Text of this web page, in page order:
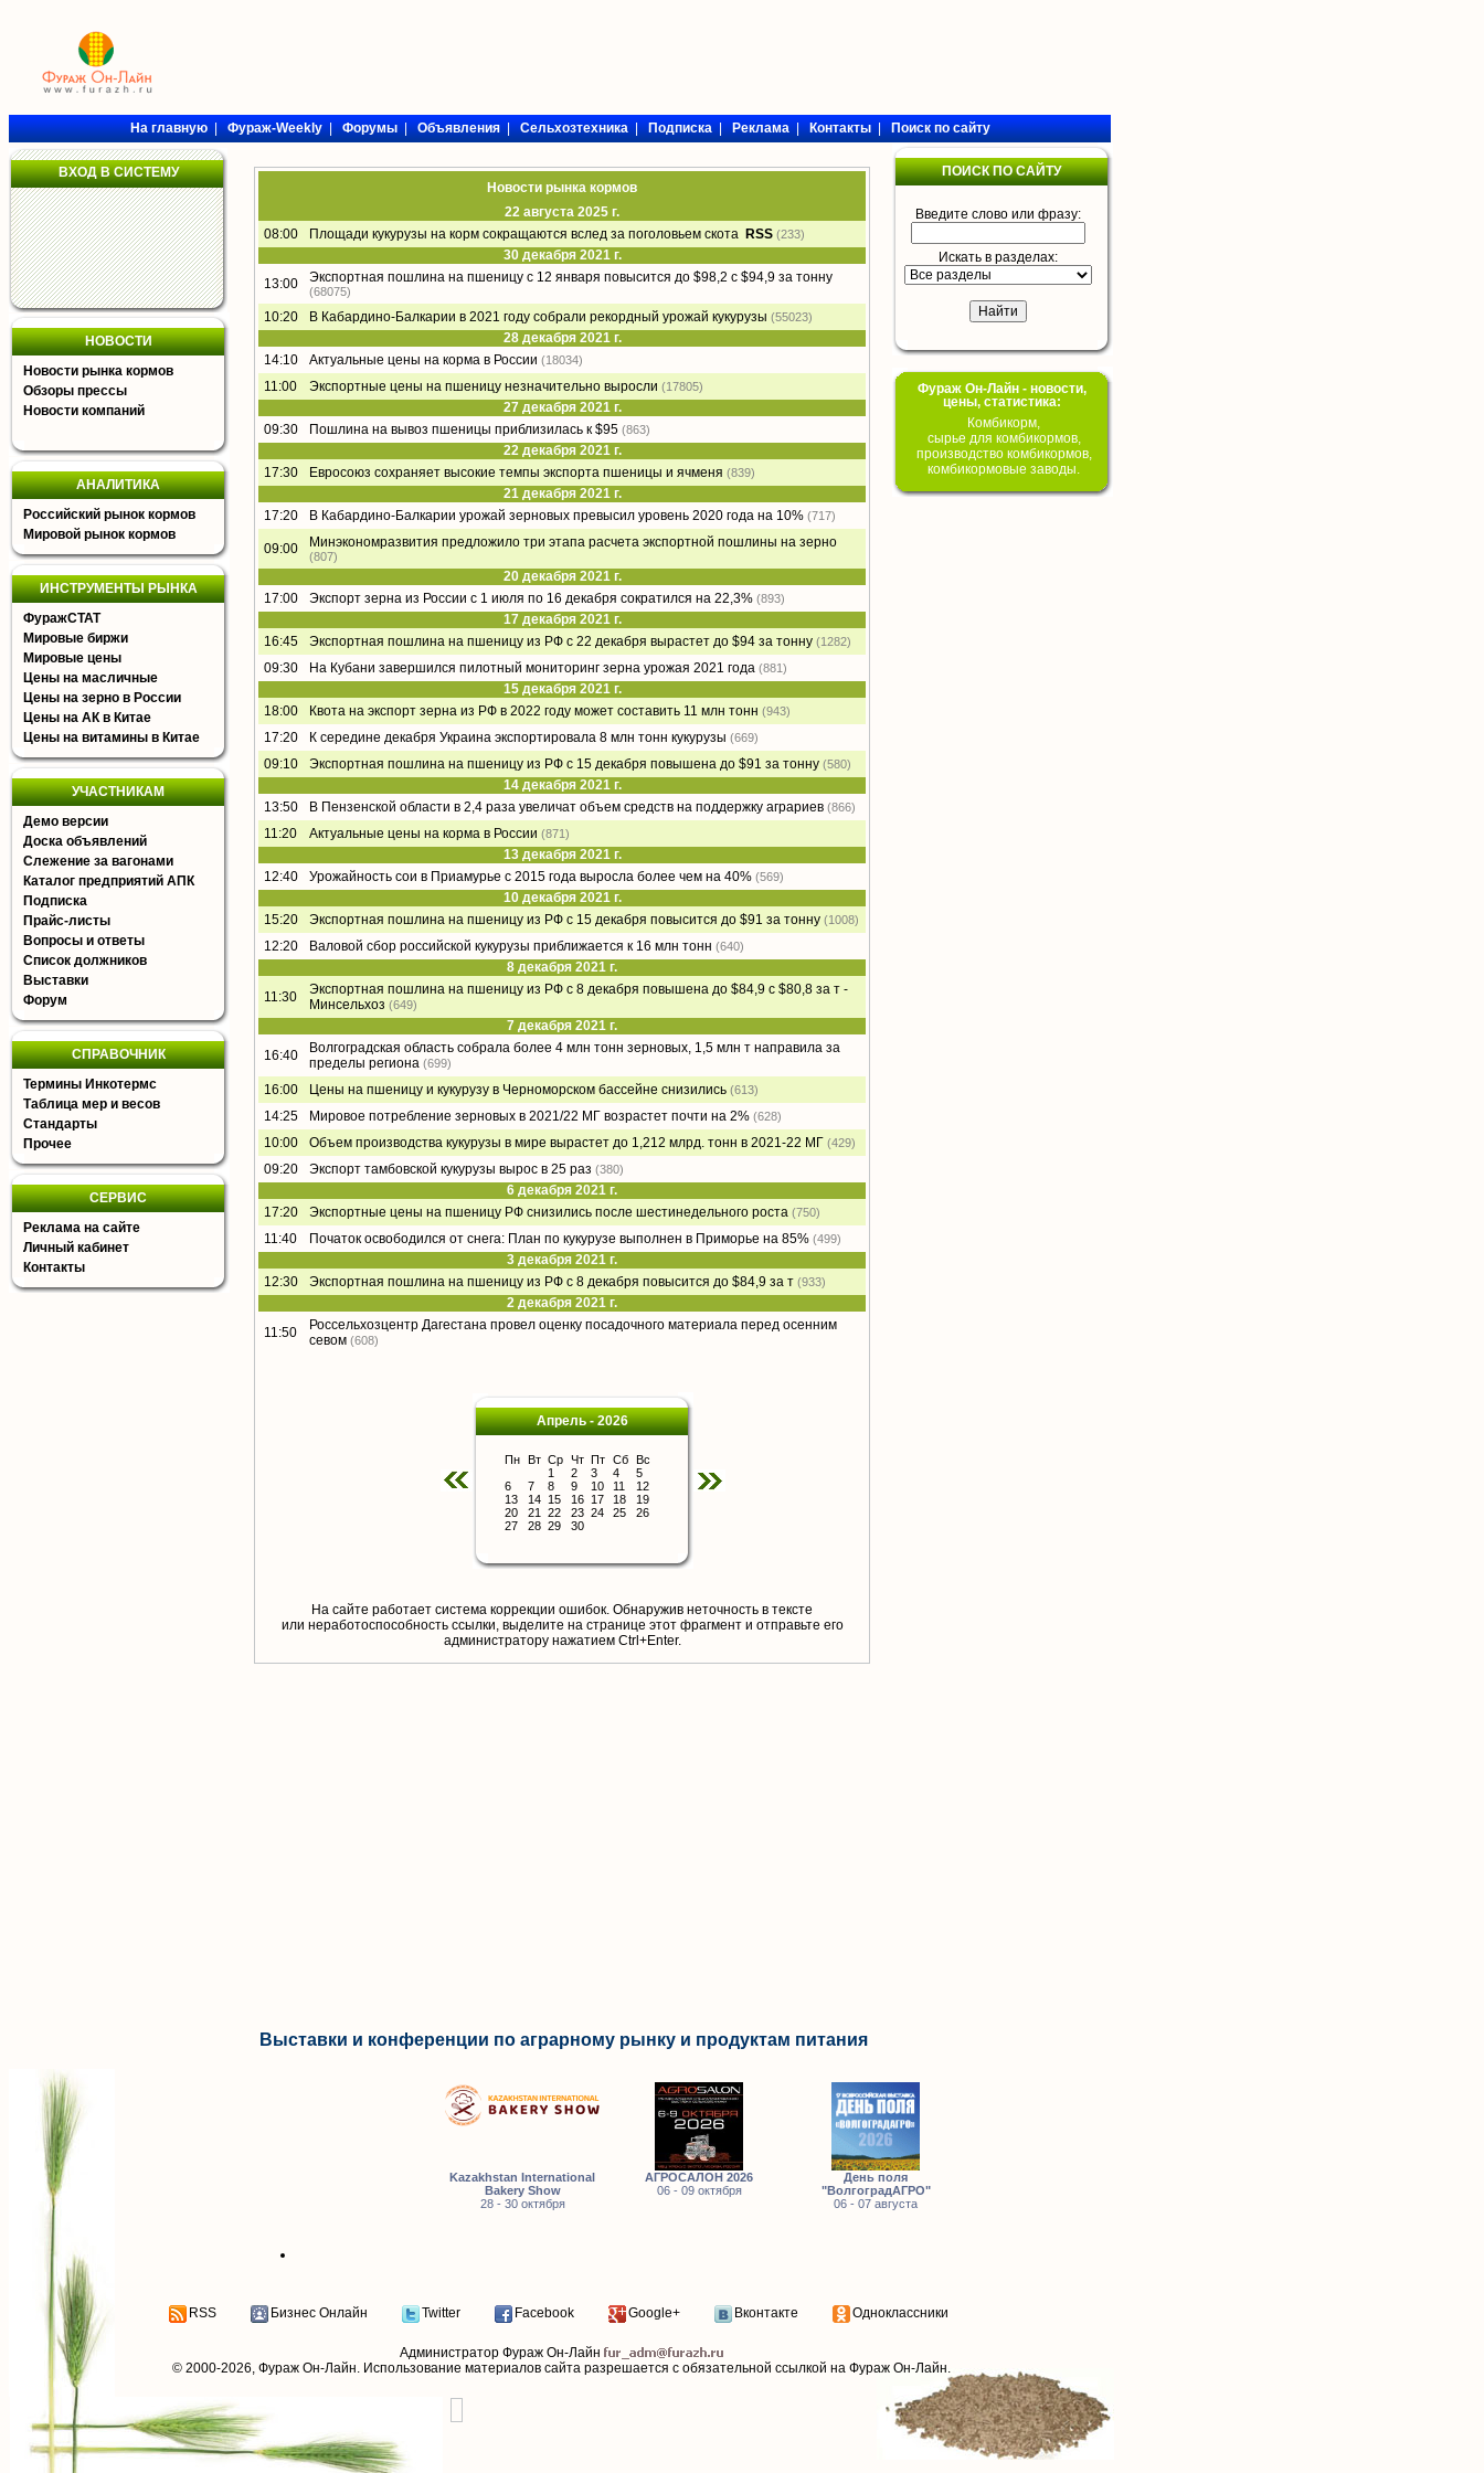
На главную|Фураж-Weekly|Форумы|Объявления|Сельхозтехника|Подписка|Реклама|Контакты|Поиск по сайту
ВХОД В СИСТЕМУ
НОВОСТИ
Новости рынка кормов
Обзоры прессы
Новости компаний
АНАЛИТИКА
Российский рынок кормов
Мировой рынок кормов
ИНСТРУМЕНТЫ РЫНКА
ФуражСТАТ
Мировые биржи
Мировые цены
Цены на масличные
Цены на зерно в России
Цены на АК в Китае
Цены на витамины в Китае
УЧАСТНИКАМ
Демо версии
Доска объявлений
Слежение за вагонами
Каталог предприятий АПК
Подписка
Прайс-листы
Вопросы и ответы
Список должников
Выставки
Форум
СПРАВОЧНИК
Термины Инкотермс
Таблица мер и весов
Стандарты
Прочее
СЕРВИС
Реклама на сайте
Личный кабинет
Контакты
Новости рынка кормов
22 августа 2025 г.
08:00
Площади кукурузы на корм сокращаются вслед за поголовьем скота RSS (233)
30 декабря 2021 г.
13:00
Экспортная пошлина на пшеницу с 12 января повысится до $98,2 с $94,9 за тонну
(68075)
10:20 В Кабардино-Балкарии в 2021 году собрали рекордный урожай кукурузы (55023)
28 декабря 2021 г.
14:10
Актуальные цены на корма в России (18034)
11:00 Экспортные цены на пшеницу незначительно выросли (17805)
27 декабря 2021 г.
09:30
Пошлина на вывоз пшеницы приблизилась к $95 (863)
22 декабря 2021 г.
17:30
Евросоюз сохраняет высокие темпы экспорта пшеницы и ячменя (839)
21 декабря 2021 г.
17:20
В Кабардино-Балкарии урожай зерновых превысил уровень 2020 года на 10% (717)
09:00 Минэкономразвития предложило три этапа расчета экспортной пошлины на зерно
(807)
20 декабря 2021 г.
17:00
Экспорт зерна из России с 1 июля по 16 декабря сократился на 22,3% (893)
17 декабря 2021 г.
16:45
Экспортная пошлина на пшеницу из РФ с 22 декабря вырастет до $94 за тонну (1282)
09:30 На Кубани завершился пилотный мониторинг зерна урожая 2021 года (881)
15 декабря 2021 г.
18:00
Квота на экспорт зерна из РФ в 2022 году может составить 11 млн тонн (943)
17:20 К середине декабря Украина экспортировала 8 млн тонн кукурузы (669)
09:10 Экспортная пошлина на пшеницу из РФ с 15 декабря повышена до $91 за тонну (580)
14 декабря 2021 г.
13:50
В Пензенской области в 2,4 раза увеличат объем средств на поддержку аграриев (866)
11:20 Актуальные цены на корма в России (871)
13 декабря 2021 г.
12:40
Урожайность сои в Приамурье с 2015 года выросла более чем на 40% (569)
10 декабря 2021 г.
15:20
Экспортная пошлина на пшеницу из РФ с 15 декабря повысится до $91 за тонну (1008)
12:20 Валовой сбор российской кукурузы приближается к 16 млн тонн (640)
8 декабря 2021 г.
11:30
Экспортная пошлина на пшеницу из РФ с 8 декабря повышена до $84,9 с $80,8 за т -
Минсельхоз (649)
7 декабря 2021 г.
16:40
Волгоградская область собрала более 4 млн тонн зерновых, 1,5 млн т направила за
пределы региона (699)
16:00 Цены на пшеницу и кукурузу в Черноморском бассейне снизились (613)
14:25 Мировое потребление зерновых в 2021/22 МГ возрастет почти на 2% (628)
10:00 Объем производства кукурузы в мире вырастет до 1,212 млрд. тонн в 2021-22 МГ (429)
09:20 Экспорт тамбовской кукурузы вырос в 25 раз (380)
6 декабря 2021 г.
17:20
Экспортные цены на пшеницу РФ снизились после шестинедельного роста (750)
11:40 Початок освободился от снега: План по кукурузе выполнен в Приморье на 85% (499)
3 декабря 2021 г.
12:30
Экспортная пошлина на пшеницу из РФ с 8 декабря повысится до $84,9 за т (933)
2 декабря 2021 г.
11:50
Россельхозцентр Дагестана провел оценку посадочного материала перед осенним
севом (608)
Апрель - 2026
Пн Вт Ср Чт Пт Сб Вс
1
2 3 4
5
6
7 8 9 10 11
12
13
14 15 16 17 18
19
20
21 22 23 24 25
26
27
28 29 30
На сайте работает система коррекции ошибок. Обнаружив неточность в тексте
или неработоспособность ссылки, выделите на странице этот фрагмент и отправьте его
aдминистратору нажатием Ctrl+Enter.
ПОИСК ПО САЙТУ
Введите слово или фразу:
Искать в разделах:
Фураж Он-Лайн - новости,
цены, статистика:
Комбикорм,
сырье для комбикормов,
производство комбикормов,
комбикормовые заводы.
Выставки и конференции по аграрному рынку и продуктам питания
Kazakhstan International
Bakery Show
28 - 30 октября
АГРОСАЛОН 2026
06 - 09 октября
День поля
"ВолгоградАГРО"
06 - 07 августа
RSS Бизнес Онлайн Twitter Facebook Google+ Вконтакте Одноклассники
Администратор Фураж Он-Лайн
© 2000-2026, Фураж Он-Лайн. Использование материалов сайта разрешается с обязательной ссылкой на Фураж Он-Лайн.